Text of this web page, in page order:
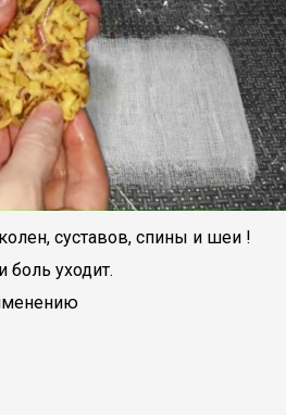
суставов, спины и шеи !
боль уходит.